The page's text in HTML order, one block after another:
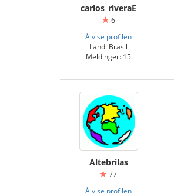
carlos_riveraE
6
Å vise profilen
Land: Brasil
Meldinger: 15
Altebrilas
77
Å vise profilen